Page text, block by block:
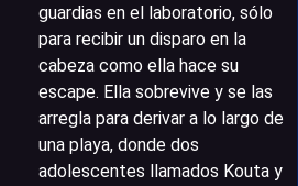
guardias en el laboratorio, sólo
para recibir un disparo en la
cabeza como ella hace su
escape. Ella sobrevive y se las
arregla para derivar a lo largo de
una playa, donde dos
adolescentes llamados Kouta y